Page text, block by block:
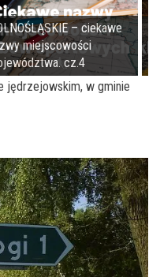
– ciekawe
miejscowości
cz.4
jędrzejowskim, w gminie